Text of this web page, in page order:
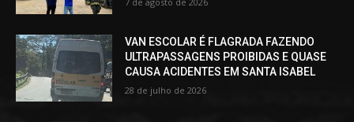
VAN ESCOLAR É FLAGRADA FAZENDO
ULTRAPASSAGENS PROIBIDAS E QUASE
CAUSA ACIDENTES EM SANTA ISABEL
28 de julho de 2026